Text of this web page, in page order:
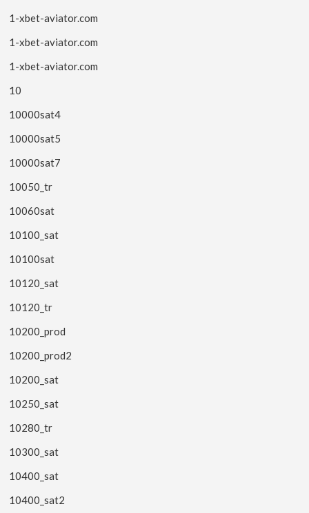
1-xbet-aviator.com
1-xbet-aviator.com
1-xbet-aviator.com
10
10000sat4
10000sat5
10000sat7
10050_tr
10060sat
10100_sat
10100sat
10120_sat
10120_tr
10200_prod
10200_prod2
10200_sat
10250_sat
10280_tr
10300_sat
10400_sat
10400_sat2